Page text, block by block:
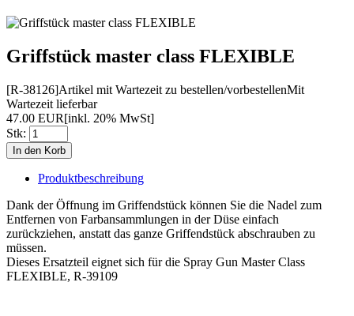
Griffstück master class FLEXIBLE
[R-38126]Artikel mit Wartezeit zu bestellen/vorbestellenMit
Wartezeit lieferbar
47.00 EUR[inkl. 20% MwSt]
Stk:
Produktbeschreibung
Dank der Öffnung im Griffendstück können Sie die Nadel zum
Entfernen von Farbansammlungen in der Düse einfach
zurückziehen, anstatt das ganze Griffendstück abschrauben zu
müssen.
Dieses Ersatzteil eignet sich für die Spray Gun Master Class
FLEXIBLE, R-39109